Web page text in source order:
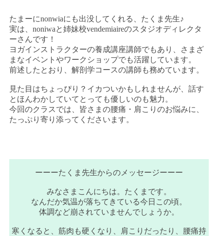
たまーにnonwiaにも出没してくれる、たくま先生♪
実は、noniwaと姉妹校vendemiaireのスタジオディレクタ
ーさんです！
ヨガインストラクターの養成講座講師でもあり、さまざ
まなイベントやワークショップでも活躍しています。
前述したとおり、解剖学コースの講師も務めています。
見た目はちょっぴり？イカついかもしれませんが、話す
とほんわかしていてとっても優しいのも魅力。
今回のクラスでは、皆さまの腰痛・肩こりのお悩みに、
たっぷり寄り添ってくださいます。
ーーーたくま先生からのメッセージーーー
みなさまこんにちは。たくまです。
なんだか気温が落ちてきている今日この頃。
体調など崩されていませんでしょうか。
寒くなると、筋肉も硬くなり、肩こりだったり、腰痛持